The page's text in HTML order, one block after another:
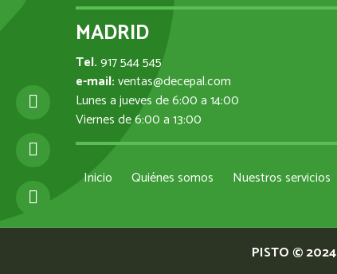
MADRID
Tel.917 544 545
e-mail:ventas@decepal.com
Lunes a jueves de 6:00 a 14:00
Viernes de 6:00 a 13:00
Inicio Quiénes somos Nuestros servicios
PISTO © 2024